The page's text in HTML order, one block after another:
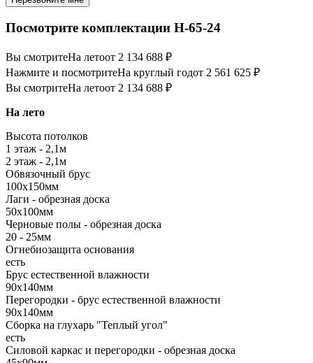
Посмотрите комплектации Н-65-24
Вы смотритеНа летоот 2 134 688 ₽
Нажмите и посмотритеНа круглый годот 2 561 625 ₽
Вы смотритеНа летоот 2 134 688 ₽
На лето
Высота потолков
1 этаж - 2,1м
2 этаж - 2,1м
Обвязочный брус
100х150мм
Лаги - обрезная доска
50х100мм
Черновые полы - обрезная доска
20 - 25мм
Огнебиозащита основания
есть
Брус естественной влажности
90х140мм
Перегородки - брус естественной влажности
90х140мм
Сборка на глухарь "Теплый угол"
есть
Силовой каркас и перегородки - обрезная доска